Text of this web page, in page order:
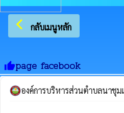
arrow_back_ios กลับเมนูหลัก
thumb_uppage facebook
องค์การบริหารส่วนตำบลนาชุม